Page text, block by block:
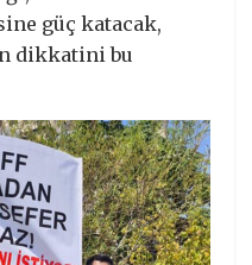
güç katacak,
dikkatini bu